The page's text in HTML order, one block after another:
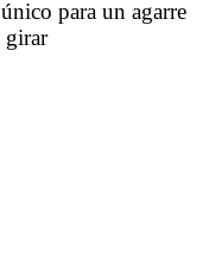
para un agarre
girar